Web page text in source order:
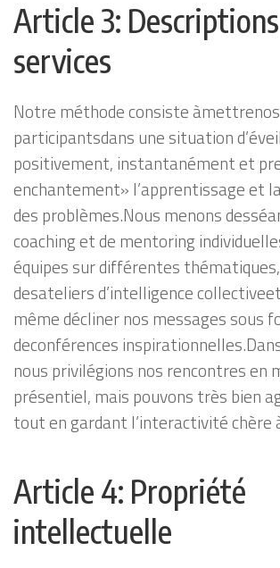
Article 3:
services
Notre méthode consiste àmettrenos
participantsdans une situation
positivement, instantanément et
enchantement» l’apprentissage et
des problèmes.Nous menons
coaching et de mentoring
équipes sur différentes
desateliers d’intelligence
même décliner nos messages sous
deconférences
nous privilégions nos rencontres en
présentiel, mais pouvons très bien
tout en gardant l’interactivité chère
Article 4: Propriété
intellectuelle